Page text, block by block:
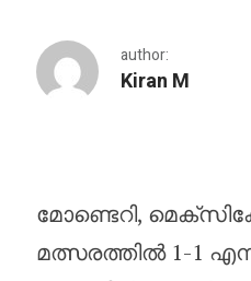
author:
Kiran M
ജയം
മോണ്ടെറി,
മത്സരത്തിൽ 1-1